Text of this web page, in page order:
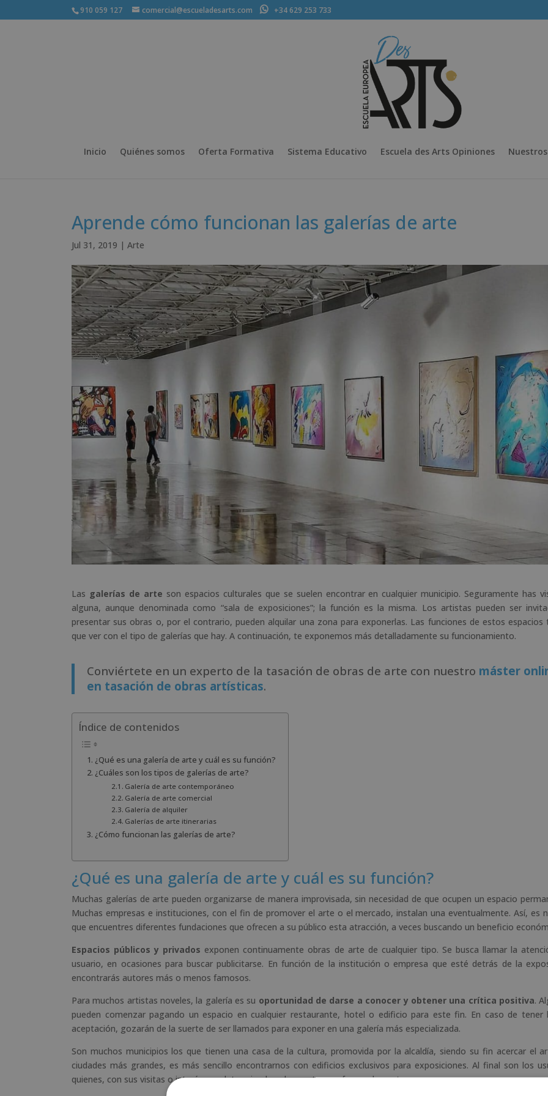
910 059 127 comercial@escueladesarts.com +34 629 253 733
Inicio Quiénes somos Oferta Formativa Sistema Educativo Escuela des Arts Opiniones
Aprende cómo funcionan las galerías de arte
Jul 31, 2019 | Arte
Las galerías de arte son espacios culturales que se suelen encontrar en cualquier municipio. Seguramente has
alguna, aunque denominada como “sala de exposiciones”; la función es la misma. Los artistas pueden ser
presentar sus obras o, por el contrario, pueden alquilar una zona para exponerlas. Las funciones de estos espacios
que ver con el tipo de galerías que hay. A continuación, te exponemos más detalladamente su funcionamiento.
Conviértete en un experto de la tasación de obras de arte con nuestro máster
en tasación de obras artísticas.
Índice de contenidos
¿Qué es una galería de arte y cuál es su función?
¿Cuáles son los tipos de galerías de arte?
Galería de arte contemporáneo
Galería de arte comercial
Galería de alquiler
Galerías de arte itinerarias
¿Cómo funcionan las galerías de arte?
¿Qué es una galería de arte y cuál es su función?
Muchas galerías de arte pueden organizarse de manera improvisada, sin necesidad de que ocupen un espacio
Muchas empresas e instituciones, con el fin de promover el arte o el mercado, instalan una eventualmente. Así, es
que encuentres diferentes fundaciones que ofrecen a su público esta atracción, a veces buscando un beneficio
Espacios públicos y privados exponen continuamente obras de arte de cualquier tipo. Se busca llamar la
usuario, en ocasiones para buscar publicitarse. En función de la institución o empresa que esté detrás de la
encontrarás autores más o menos famosos.
Para muchos artistas noveles, la galería es su oportunidad de darse a conocer y obtener una crítica positiva.
pueden comenzar pagando un espacio en cualquier restaurante, hotel o edificio para este fin. En caso de tener
aceptación, gozarán de la suerte de ser llamados para exponer en una galería más especializada.
Son muchos municipios los que tienen una casa de la cultura, promovida por la alcaldía, siendo su fin acercar el
ciudades más grandes, es más sencillo encontrarnos con edificios exclusivos para exposiciones. Al final son los
quienes, con sus visitas o interés por determinadas obras, otorgan fama a los autores nuevos.